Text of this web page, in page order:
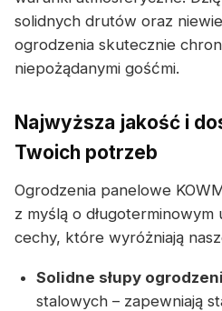
solidnych drutów oraz
ogrodzenia skutecznie
niepożądanymi gośćmi.
Najwyższa jakość i
Twoich potrzeb
Ogrodzenia panelowe
z myślą o
cechy, które wyróżniają
Solidne słupy
stalowych – zapewniają